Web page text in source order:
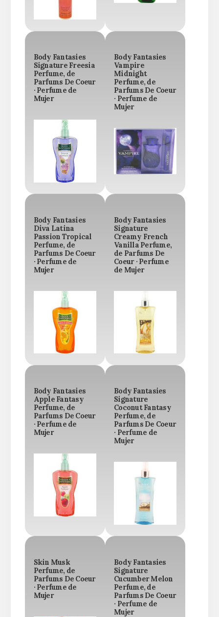
Body Fantasies
Signature Freesia
Perfume, de
Parfums De Coeur
· Perfume de
Mujer
Body Fantasies
Vampire
Midnight
Perfume, de
Parfums De Coeur
· Perfume de
Mujer
Body Fantasies
Diva Latina
Passion Tropical
Perfume, de
Parfums De Coeur
· Perfume de
Mujer
Body Fantasies
Signature
Creamy French
Vanilla Perfume,
de Parfums De
Coeur · Perfume
de Mujer
Body Fantasies
Apple Fantasy
Perfume, de
Parfums De Coeur
· Perfume de
Mujer
Body Fantasies
Signature
Coconut Fantasy
Perfume, de
Parfums De Coeur
· Perfume de
Mujer
Skin Musk
Perfume, de
Parfums De Coeur
· Perfume de
Mujer
Body Fantasies
Signature
Cucumber Melon
Perfume, de
Parfums De Coeur
· Perfume de
Mujer